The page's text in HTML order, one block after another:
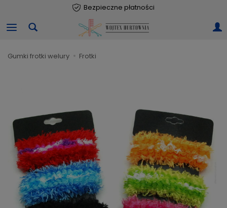
Bezpieczne płatności
gumki frotki welury frotki